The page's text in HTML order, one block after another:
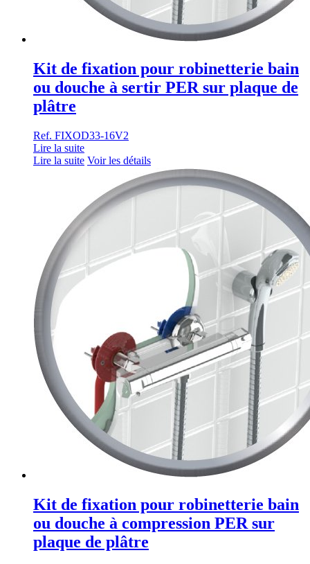
Kit de fixation pour robinetterie bain
ou douche à sertir PER sur plaque de
plâtre
Ref. FIXOD33-16V2
Lire la suite
Lire la suite Voir les détails
Kit de fixation pour robinetterie bain
ou douche à compression PER sur
plaque de plâtre